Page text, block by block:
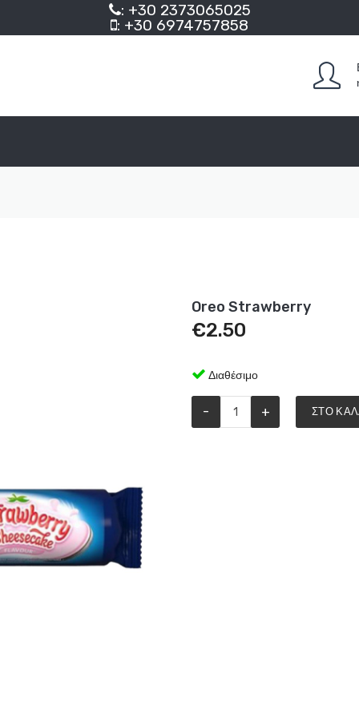
: +30 2373065025
: +30 6974757858
Oreo Strawberry
€2.50
Διαθέσιμο
- + ΣΤΟ